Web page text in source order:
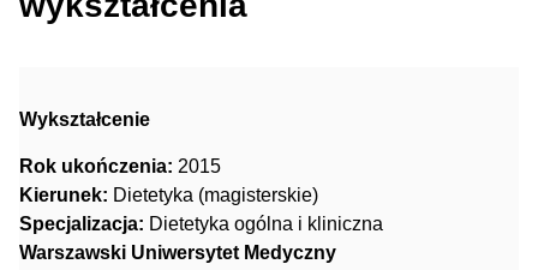
Wykształcenie
Rok ukończenia: 2015
Kierunek: Dietetyka (magisterskie)
Specjalizacja: Dietetyka ogólna i kliniczna
Warszawski Uniwersytet Medyczny